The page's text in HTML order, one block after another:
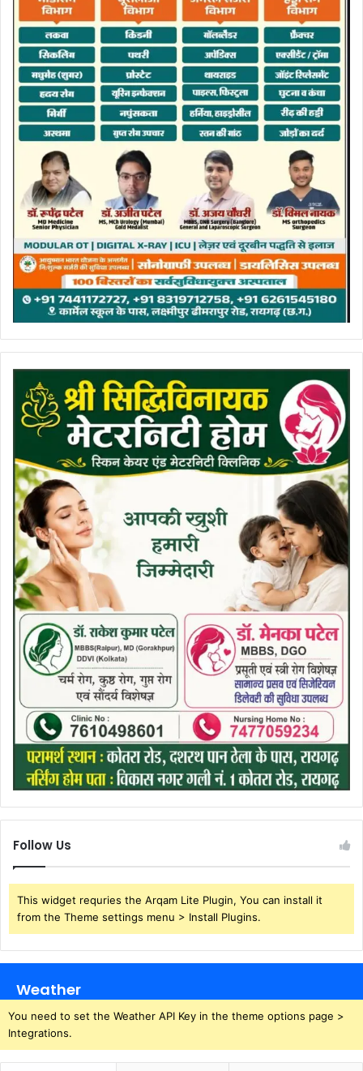
Follow Us
This widget requries the Arqam Lite Plugin, You can install it
from the Theme settings menu > Install Plugins.
Weather
You need to set the Weather API Key in the theme options page >
Integrations.